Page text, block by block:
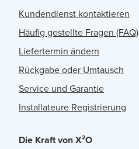
Kundendienst kontaktieren
Häufig gestellte Fragen (FAQ)
Liefertermin ändern
Rückgabe oder Umtausch
Service und Garantie
Installateure Registrierung
Die Kraft von X²O